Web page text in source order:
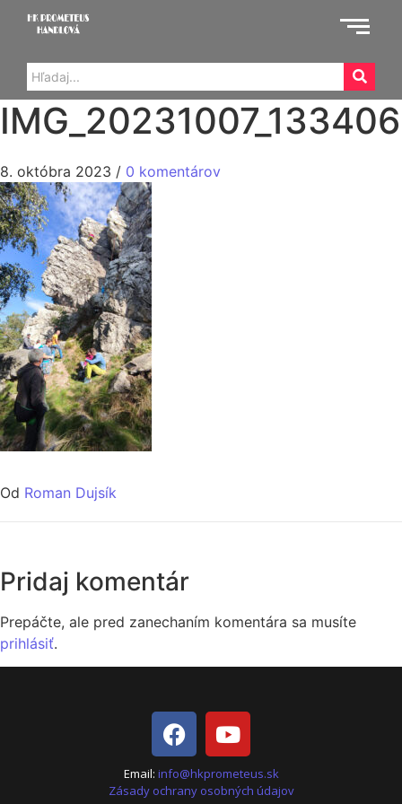
IMG_20231007_133406
8. októbra 2023 / 0 komentárov
Od Roman Dujsík
Pridaj komentár
Prepáčte, ale pred zanechaním komentára sa musíte
prihlásiť.
Email: info@hkprometeus.sk
Zásady ochrany osobných údajov